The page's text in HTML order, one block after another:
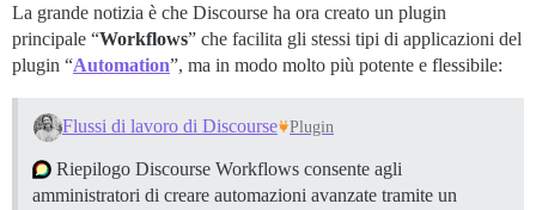
La grande notizia è che Discourse ha ora creato un plugin
principale “Workflows” che facilita gli stessi tipi di applicazioni del
plugin “Automation”, ma in modo molto più potente e flessibile:
Flussi di lavoro di Discourse Plugin
Riepilogo Discourse Workflows consente agli
amministratori di creare automazioni avanzate tramite un